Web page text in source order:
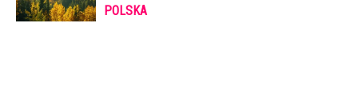
POLSKA